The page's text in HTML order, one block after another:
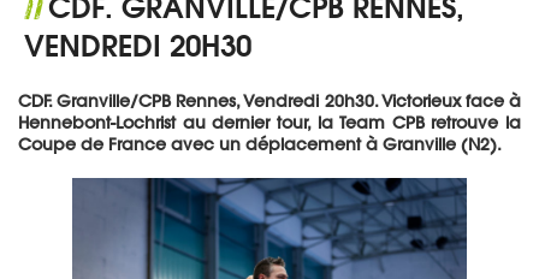
//
VENDREDI 20H30
CDF. Granville/CPB Rennes, Vendredi 20h30. Victorieux face à
Hennebont-Lochrist au dernier tour, la Team CPB retrouve la
Coupe de France avec un déplacement à Granville (N2).